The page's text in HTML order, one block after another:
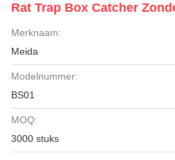
Rat Trap Box Catcher
Merknaam:
Meida
Modelnummer:
BS01
MOQ:
3000 stuks